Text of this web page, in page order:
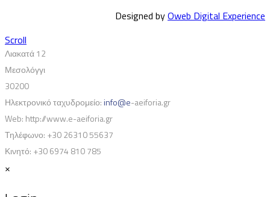
Designed byOweb Digital Experience
Scroll
Λιακατά 12
Μεσολόγγι
30200
Ηλεκτρονικό ταχυδρομείο:info@e-aeiforia.gr
Web: http://www.e-aeiforia.gr
Τηλέφωνο: +30 26310 55637
Κινητό: +30 6974 810 785
×